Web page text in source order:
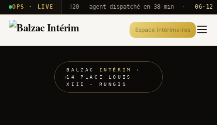
OPS · LIVE
T2E · B71 Push A320 — agent dispatché en 38 min · 06·12 UTC
Espace intérimaires
BALZAC INTÉRIM
·
14 PLACE LOUIS
XIII · RUNGIS